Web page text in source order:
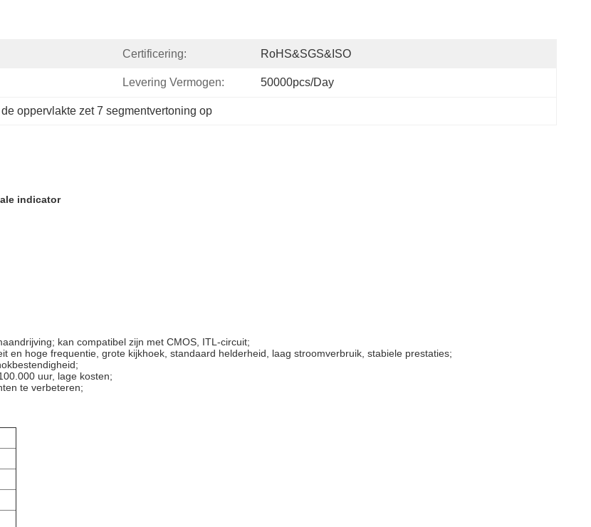
Certificering: RoHS&SGS&ISO
Levering Vermogen: 50000pcs/day
de oppervlakte zet 7 segmentvertoning op
indicator
kan compatibel zijn met CMOS, ITL-circuit;
en hoge frequentie, grote kijkhoek, standaard helderheid, laag stroomverbruik, stabiele prestaties;
uur, lage kosten;
te verbeteren;